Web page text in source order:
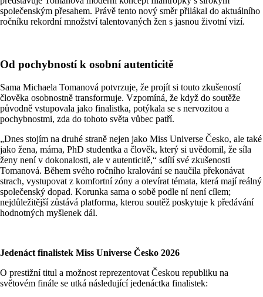
společenským přesahem. Právě tento nový směr přilákal do aktuálního
ročníku rekordní množství talentovaných žen s jasnou životní vizí.
Od pochybností k osobní autenticitě
Sama Michaela Tomanová potvrzuje, že projít si touto zkušeností
člověka osobnostně transformuje. Vzpomíná, že když do soutěže
původně vstupovala jako finalistka, potýkala se s nervozitou a
pochybnostmi, zda do tohoto světa vůbec patří.
„Dnes stojím na druhé straně nejen jako Miss Universe Česko, ale také
jako žena, máma, PhD studentka a člověk, který si uvědomil, že síla
ženy není v dokonalosti, ale v autenticitě,“ sdílí své zkušenosti
Tomanová. Během svého ročního kralování se naučila překonávat
strach, vystupovat z komfortní zóny a otevírat témata, která mají reálný
společenský dopad. Korunka sama o sobě podle ní není cílem;
nejdůležitější zůstává platforma, kterou soutěž poskytuje k předávání
hodnotných myšlenek dál.
Jedenáct finalistek Miss Universe Česko 2026
O prestižní titul a možnost reprezentovat Českou republiku na
světovém finále se utká následující jedenáctka finalistek: